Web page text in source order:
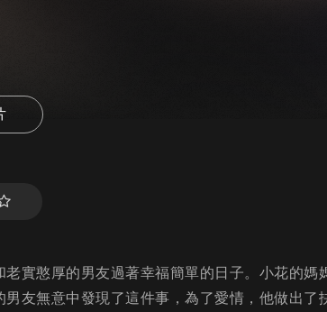
實憨厚的男友過著幸福簡單的日子。小花的媽
友無意中發現了這件事，為了愛情，他做出了